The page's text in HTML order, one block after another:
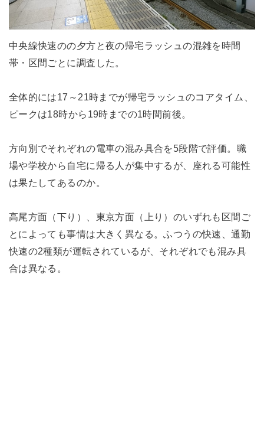
中央線快速のの夕方と夜の帰宅ラッシュの混雑を時間
帯・区間ごとに調査した。
全体的には17～21時までが帰宅ラッシュのコアタイム、
ピークは18時から19時までの1時間前後。
方向別でそれぞれの電車の混み具合を5段階で評価。職
場や学校から自宅に帰る人が集中するが、座れる可能性
は果たしてあるのか。
高尾方面（下り）、東京方面（上り）のいずれも区間ご
とによっても事情は大きく異なる。ふつうの快速、通勤
快速の2種類が運転されているが、それぞれでも混み具
合は異なる。